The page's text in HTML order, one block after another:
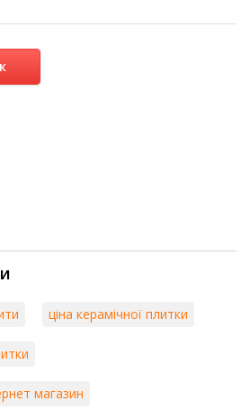
ціна керамічної плитки
магазин